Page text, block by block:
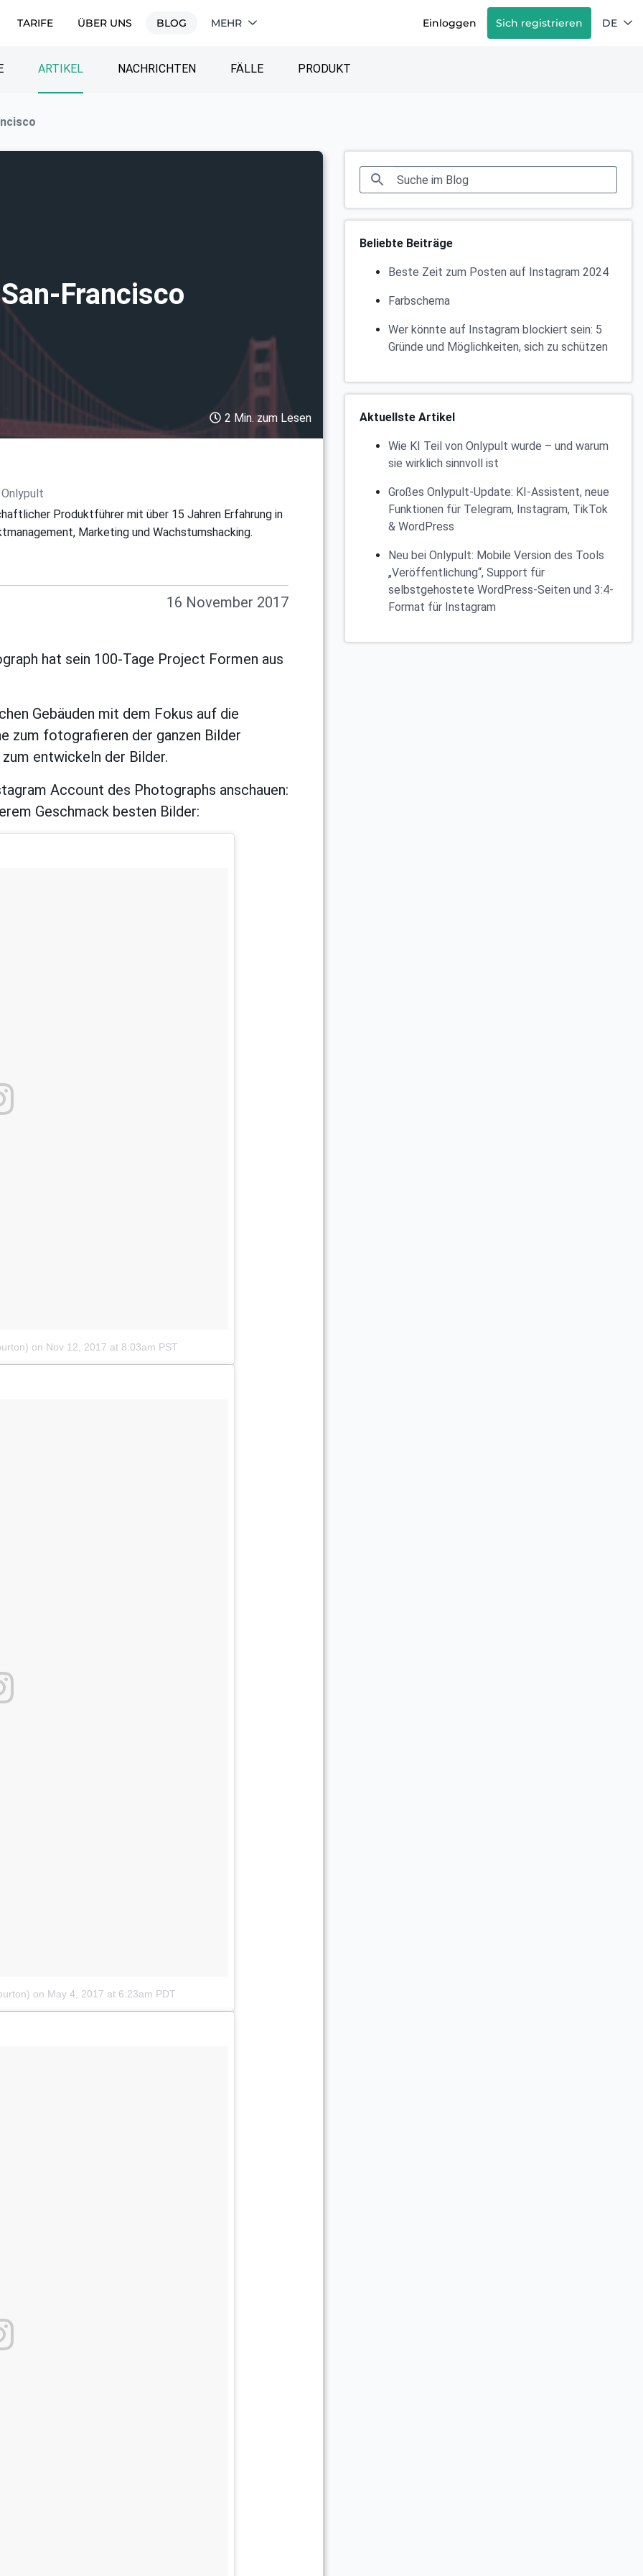
TARIFE ÜBER UNS BLOG MEHR Einloggen Sich registrieren DE
ARTIKEL NACHRICHTEN FÄLLE PRODUKT
Francisco
2 Min. zum Lesen
Produktführer mit über 15 Jahren Erfahrung in
Marketing und Wachstumshacking.
16 November 2017
hat sein 100-Tage Project Formen aus
Gebäuden mit dem Fokus auf die
zum fotografieren der ganzen Bilder
entwickeln der Bilder.
Account des Photographs anschauen:
Geschmack besten Bilder:
on Nov 12, 2017 at 8:03am PST
on May 4, 2017 at 6:23am PDT
Beliebte Beiträge
Beste Zeit zum Posten auf Instagram 2024
Farbschema
Wer könnte auf Instagram blockiert sein: 5
Gründe und Möglichkeiten, sich zu schützen
Aktuellste Artikel
Wie KI Teil von Onlypult wurde – und warum
sie wirklich sinnvoll ist
Großes Onlypult-Update: KI-Assistent, neue
Funktionen für Telegram, Instagram, TikTok
& WordPress
Neu bei Onlypult: Mobile Version des Tools
„Veröffentlichung“, Support für
selbstgehostete WordPress-Seiten und 3:4-
Format für Instagram